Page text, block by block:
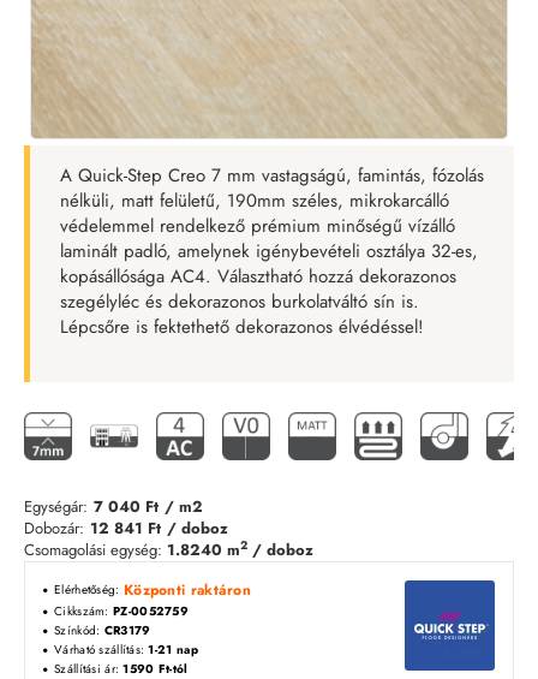
A Quick-Step Creo 7 mm vastagságú, famintás, fózolás
nélküli, matt felületű, 190mm széles, mikrokarcálló
védelemmel rendelkező prémium minőségű vízálló
laminált padló, amelynek igénybevételi osztálya 32-es,
kopásállósága AC4. Választható hozzá dekorazonos
szegélyléc és dekorazonos burkolatváltó sín is.
Lépcsőre is fektethető dekorazonos élvédéssel!
Egységár: 7 040 Ft / m2
Dobozár: 12 841 Ft / doboz
Csomagolási egység: 1.8240 m2 / doboz
Elérhetőség: Központi raktáron
Cikkszám: PZ-0052759
Színkód: CR3179
Várható szállítás: 1-21 nap
Szállítási ár: 1590 Ft-tól